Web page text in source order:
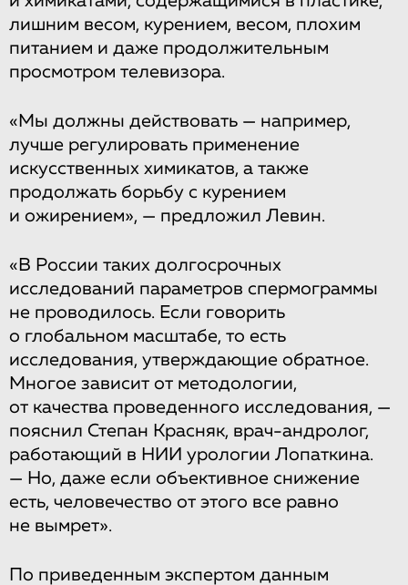
лишним весом, курением, весом, плохим
питанием и даже продолжительным
просмотром телевизора.
«Мы должны действовать — например,
лучше регулировать применение
искусственных химикатов, а также
продолжать борьбу с курением
и ожирением», — предложил Левин.
«В России таких долгосрочных
исследований параметров спермограммы
не проводилось. Если говорить
о глобальном масштабе, то есть
исследования, утверждающие обратное.
Многое зависит от методологии,
от качества проведенного исследования, —
пояснил Степан Красняк, врач-андролог,
работающий в НИИ урологии Лопаткина.
— Но, даже если объективное снижение
есть, человечество от этого все равно
не вымрет».
По приведенным экспертом данным